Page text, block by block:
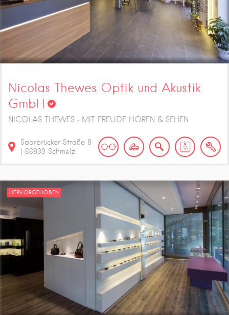
Nicolas Thewes Optik und Akustik
GmbH
NICOLAS THEWES • MIT FREUDE HÖREN & SEHEN
Saarbrücker Straße 8
66839 Schmelz
HERVORGEHOBEN